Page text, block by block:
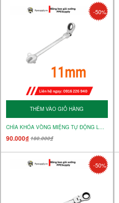
-50%
THÊM VÀO GIỎ HÀNG
CHÌA KHÓA VÒNG MIỆNG TỰ ĐỘNG LẮC LÉO 11mm – MÃ 15237
90.000₫ 180.000₫
-50%